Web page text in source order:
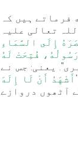
فرماتے ہیں کہ
تعالی علیہ
إِلَى السَّمَاءِ
فُتِحَتْ لَهُ
یعنی: جس نے
أَشْهَدُ أَنْ لَا إِلَهَ
آٹھوں دروازے